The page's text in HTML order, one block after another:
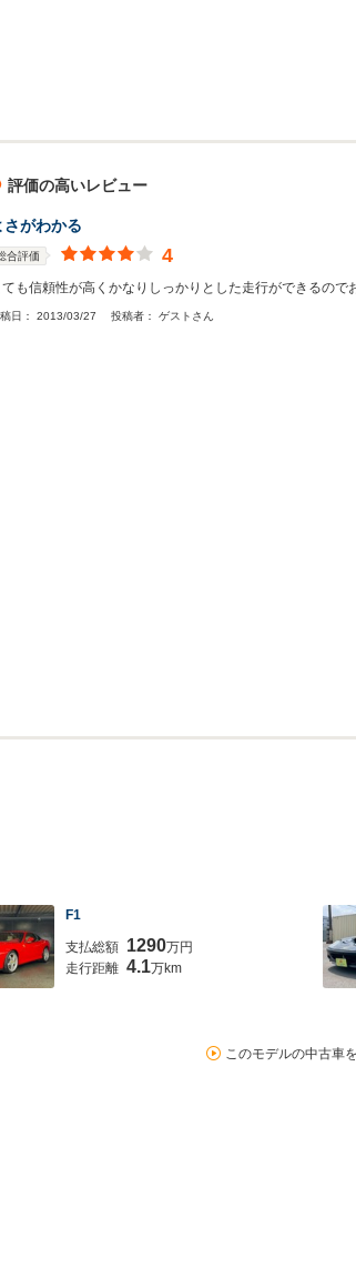
評価の高いレビュー
さがわかる
合評価 4
ても信頼性が高くかなりしっかりとした走行ができるので
日： 2013/03/27 投稿者： ゲストさん
F1
支払総額 1290万円
走行距離 4.1万km
このモデルの中古車